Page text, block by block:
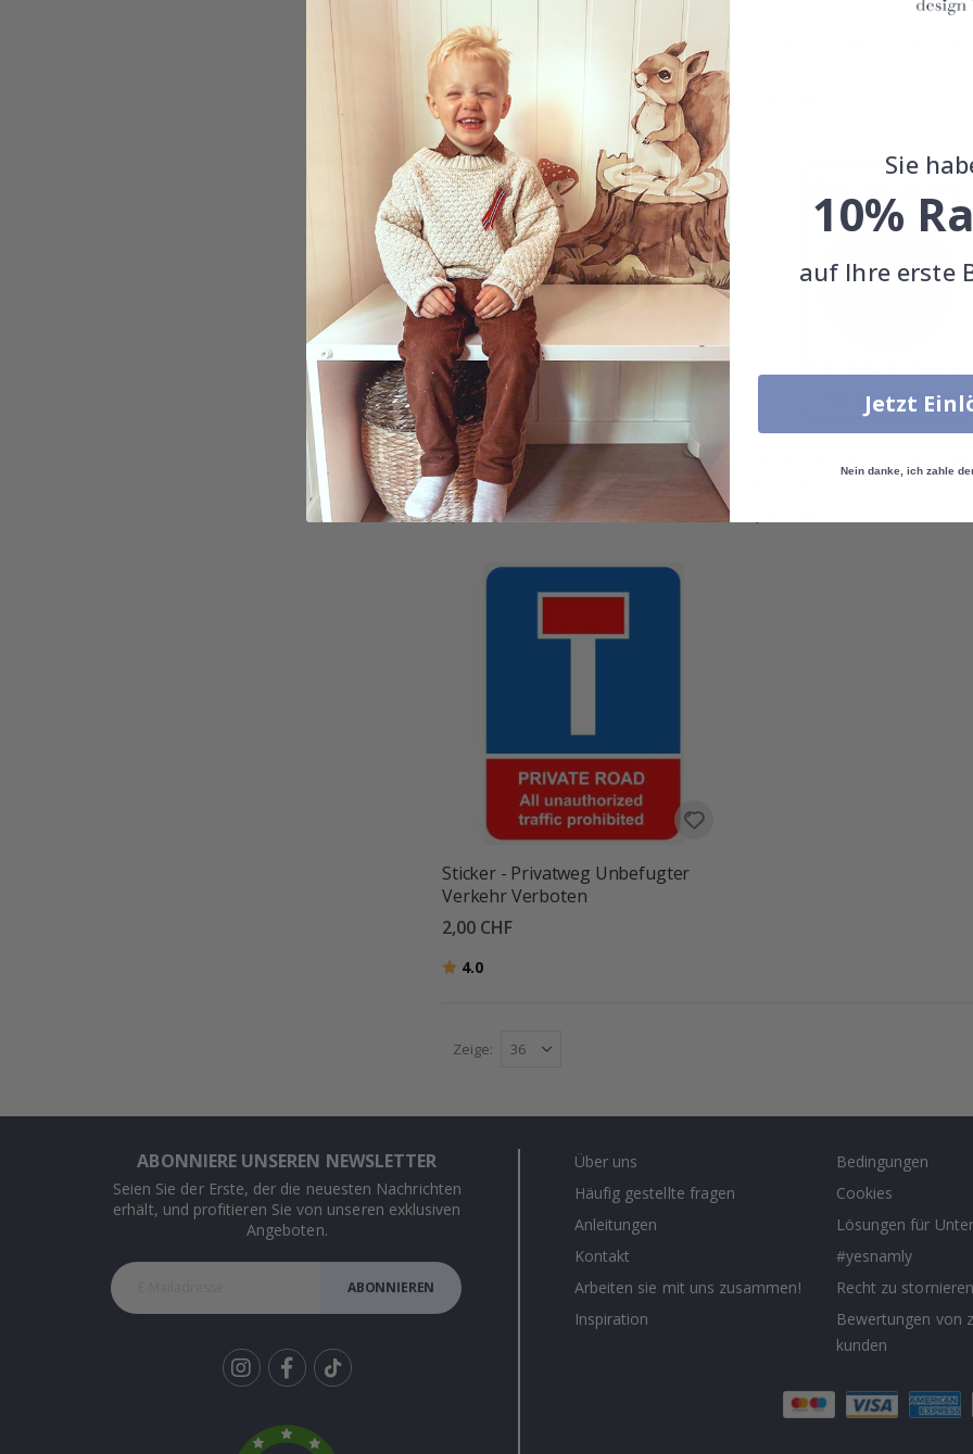
Sticker - Privat kein Zutritt
2,00 CHF
Bewertung:
4.0von 5 Sternen
Sticker - Privatgelände Kein
Zutritt für Unbefugte
2,00 CHF
Sticker - Privatgelände Zutritt
Sticker - Privatweg Unbefugter
Verkehr Verboten
2,00 CHF
Bewertung:
4.0
Zeige
ABONNIERE UNSEREN NEWSLETTER
Seien Sie der Erste, der die neuesten Nachrichten
erhält, und profitieren Sie von unseren exklusiven
Angeboten.
ABONNIEREN
Über uns
Häufig gestellte fragen
Anleitungen
Kontakt
Arbeiten sie mit uns zusammen!
Inspiration
Bedingungen
Cookies
Lösungen für
#yesnamly
Recht zu stornieren
Bewertungen von
kunden
Sie
10%
auf Ihre erste
Jetzt
Nein danke, ich zahle